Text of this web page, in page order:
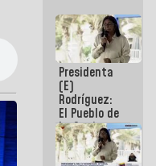
Presidenta
(E)
Rodríguez:
El Pueblo de
La Guaira
siempre
estará